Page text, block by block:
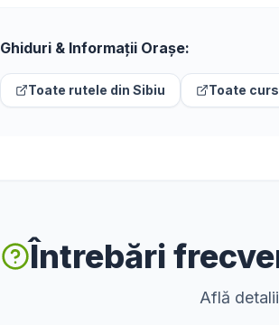
Ghiduri & Informații Orașe:
Toate rutele din Sibiu Toate
Întrebări
Află